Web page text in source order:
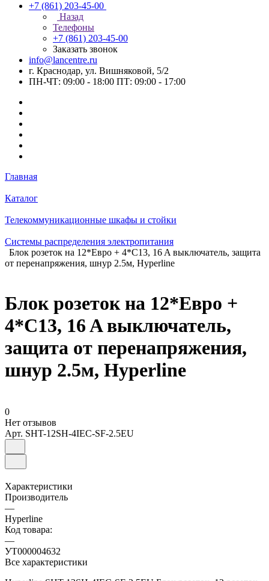
+7 (861) 203-45-00
Назад
Телефоны
+7 (861) 203-45-00
Заказать звонок
info@lancentre.ru
г. Краснодар, ул. Вишняковой, 5/2
ПН-ЧТ: 09:00 - 18:00 ПТ: 09:00 - 17:00
Главная
Каталог
Телекоммуникационные шкафы и стойки
Системы распределения электропитания
Блок розеток на 12*Евро + 4*C13, 16 A выключатель, защита
от перенапряжения, шнур 2.5м, Hyperline
Блок розеток на 12*Евро +
4*C13, 16 A выключатель,
защита от перенапряжения,
шнур 2.5м, Hyperline
0
Нет отзывов
Арт. SHT-12SH-4IEC-SF-2.5EU
Характеристики
Производитель
—
Hyperline
Код товара:
—
УТ000004632
Все характеристики